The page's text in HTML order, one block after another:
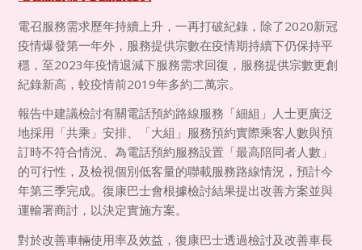
電召服務需求歷年持續上升，一再打破紀錄，除了2020新冠
疫情爆發第一年外，服務提供宗數在疫情期持續下仍保持平
穩，至2023年疫情退減下服務需求回復，服務提供宗數更創
紀錄新高，較疫情前2019年多約二萬宗。
報告中建議檢討有關電話預約路線服務「細組」人士更廣泛
地採用「共乘」安排、「大組」服務預約實際乘客人數與預
訂時不符合情況、為電話預約服務設置「最高陪同者人數」
的可行性，及檢視個別低客量的聯載服務路線情況，預計今
年第三季完成。復康巴士會根據檢討結果提出改善方案並與
運輸署商討，以決定實施方案。
對於改善車輛使用率及效益，復康巴士透過檢討及改善車長